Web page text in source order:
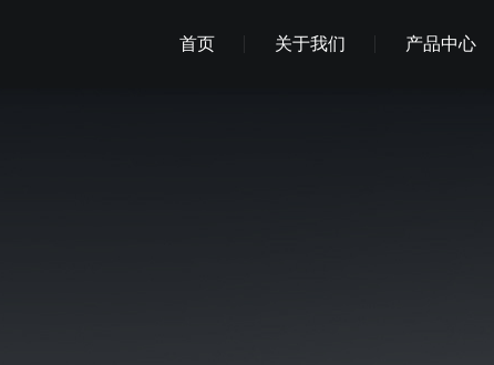
首页 关于我们 产品中心